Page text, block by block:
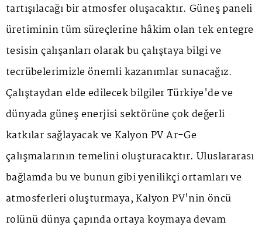
tartışılacağı bir atmosfer oluşacaktır. Güneş paneli
üretiminin tüm süreçlerine hâkim olan tek entegre
tesisin çalışanları olarak bu çalıştaya bilgi ve
tecrübelerimizle önemli kazanımlar sunacağız.
Çalıştaydan elde edilecek bilgiler Türkiye'de ve
dünyada güneş enerjisi sektörüne çok değerli
katkılar sağlayacak ve Kalyon PV Ar-Ge
çalışmalarının temelini oluşturacaktır. Uluslararası
bağlamda bu ve bunun gibi yenilikçi ortamları ve
atmosferleri oluşturmaya, Kalyon PV'nin öncü
rolünü dünya çapında ortaya koymaya devam